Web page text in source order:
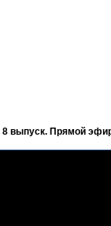
выпуск. Прямой